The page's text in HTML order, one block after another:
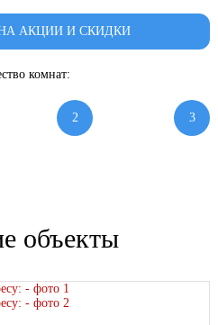
АКЦИИ И СКИДКИ
комнат:
2 3
объекты